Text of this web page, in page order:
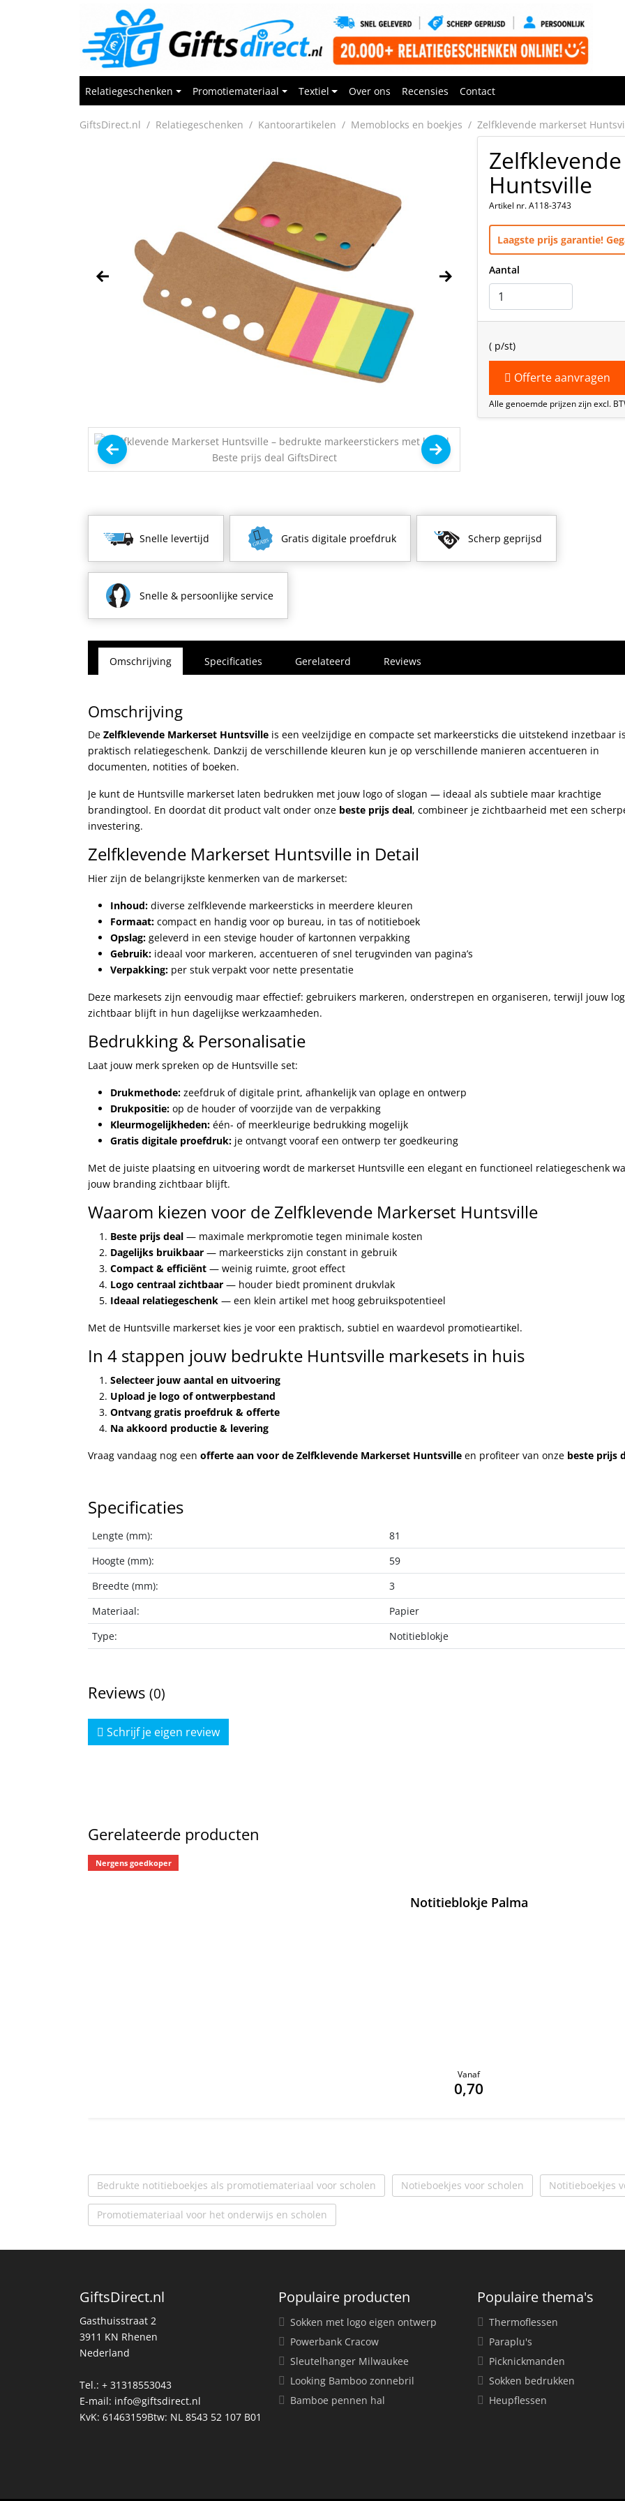
Relatiegeschenken
Promotiemateriaal Textiel Over ons Recensies Contact
GiftsDirect.nl Relatiegeschenken Kantoorartikelen Memoblocks en boekjes Zelfklevende markerset
Huntsville
Artikel nr. A118-3743
Laagste prijs garantie!
Aantal
( p/st)
Offerte aanvragen
Alle genoemde prijzen zijn excl.
Snelle levertijd Gratis digitale proefdruk Scherp geprijsd
Snelle & persoonlijke service
Omschrijving Specificaties Gerelateerd Reviews
Omschrijving
De Zelfklevende Markerset Huntsville is een veelzijdige en compacte set markeersticks die uitstekend inzetbaar
praktisch relatiegeschenk. Dankzij de verschillende kleuren kun je op verschillende manieren accentueren in
documenten, notities of boeken.
Je kunt de Huntsville markerset laten bedrukken met jouw logo of slogan — ideaal als subtiele maar krachtige
brandingtool. En doordat dit product valt onder onze beste prijs deal, combineer je zichtbaarheid met een
investering.
Zelfklevende Markerset Huntsville in Detail
Hier zijn de belangrijkste kenmerken van de markerset:
Inhoud: diverse zelfklevende markeersticks in meerdere kleuren
Formaat: compact en handig voor op bureau, in tas of notitieboek
Opslag: geleverd in een stevige houder of kartonnen verpakking
Gebruik: ideaal voor markeren, accentueren of snel terugvinden van pagina’s
Verpakking: per stuk verpakt voor nette presentatie
Deze markesets zijn eenvoudig maar effectief: gebruikers markeren, onderstrepen en organiseren, terwijl jouw
zichtbaar blijft in hun dagelijkse werkzaamheden.
Bedrukking & Personalisatie
Laat jouw merk spreken op de Huntsville set:
Drukmethode: zeefdruk of digitale print, afhankelijk van oplage en ontwerp
Drukpositie: op de houder of voorzijde van de verpakking
Kleurmogelijkheden: één- of meerkleurige bedrukking mogelijk
Gratis digitale proefdruk: je ontvangt vooraf een ontwerp ter goedkeuring
Met de juiste plaatsing en uitvoering wordt de markerset Huntsville een elegant en functioneel relatiegeschenk
jouw branding zichtbaar blijft.
Waarom kiezen voor de Zelfklevende Markerset Huntsville
Beste prijs deal — maximale merkpromotie tegen minimale kosten
Dagelijks bruikbaar — markeersticks zijn constant in gebruik
Compact & efficiënt — weinig ruimte, groot effect
Logo centraal zichtbaar — houder biedt prominent drukvlak
Ideaal relatiegeschenk — een klein artikel met hoog gebruikspotentieel
Met de Huntsville markerset kies je voor een praktisch, subtiel en waardevol promotieartikel.
In 4 stappen jouw bedrukte Huntsville markesets in huis
Selecteer jouw aantal en uitvoering
Upload je logo of ontwerpbestand
Ontvang gratis proefdruk & offerte
Na akkoord productie & levering
Vraag vandaag nog een offerte aan voor de Zelfklevende Markerset Huntsville en profiteer van onze beste prijs
Specificaties
Lengte (mm):
81
Hoogte (mm):
59
Breedte (mm):
3
Materiaal:
Papier
Type:
Notitieblokje
Reviews (0)
Schrijf je eigen review
Gerelateerde producten
Nergens goedkoper
Notitieblokje Palma
Vanaf
0,70
Bedrukte notitieboekjes als promotiemateriaal voor scholen Notieboekjes voor scholen Notitieboekjes
Promotiemateriaal voor het onderwijs en scholen
GiftsDirect.nl
Gasthuisstraat 2
3911 KN Rhenen
Nederland
Tel.: + 31318553043
E-mail: info@giftsdirect.nl
KvK: 61463159Btw: NL 8543 52 107 B01
Populaire producten
Sokken met logo eigen ontwerp
Powerbank Cracow
Sleutelhanger Milwaukee
Looking Bamboo zonnebril
Bamboe pennen hal
Populaire thema's
Thermoflessen
Paraplu's
Picknickmanden
Sokken bedrukken
Heupflessen